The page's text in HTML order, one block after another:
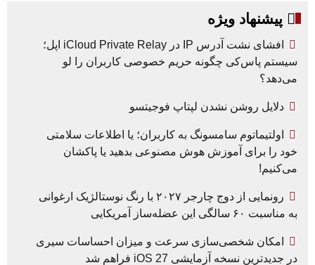
پیشنهاد ویژه
افشای نشت آدرس IP در iCloud Private Relay اپل؛
سیستم پاس‌کی چگونه حریم خصوصی کاربران را لو
می‌دهد؟
دلایل روشن نشدن لپتاپ فوجیتسو
اولتیماتوم سامسونگ به کاربران؛ یا اطلاعات سلامتی
خود را برای آموزش هوش مصنوعی بدهید یا پاکشان
می‌کنیم!
رونمایی از دوج چارجر ۲۰۲۷ با رنگ نوستالژیک ارغوانی
به مناسبت ۶۰ سالگی این عضله‌ساز آمریکایی
امکان شخصی‌سازی سرعت و میزان احساسات سیری
در جدیدترین نسخه آزمایشی iOS 27 فراهم شد